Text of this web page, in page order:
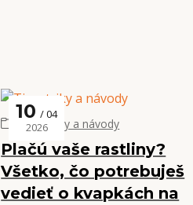
Plačú vaše rastliny?
Všetko, čo potrebuješ
vedieť o kvapkách na
10
04
2026
Tipy, triky a návody